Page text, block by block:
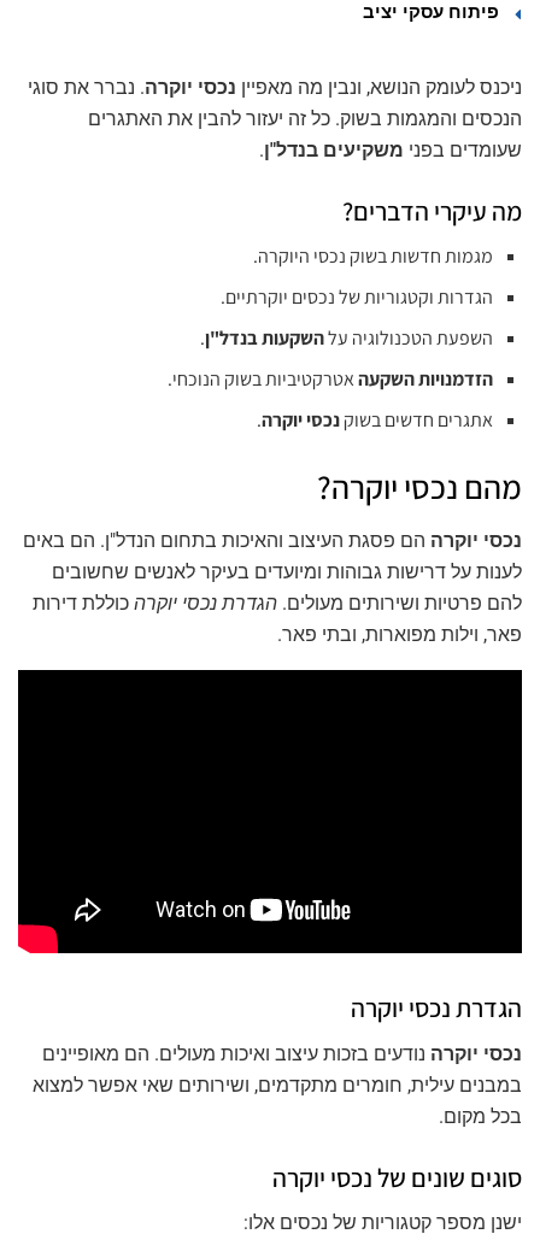
פיתוח עסקי יציב
ניכנס לעומק הנושא, ונבין מה מאפיין נכסי יוקרה. נברר את סוגי
הנכסים והמגמות בשוק. כל זה יעזור להבין את האתגרים
שעומדים בפני משקיעים בנדל"ן.
מה עיקרי הדברים?
מגמות חדשות בשוק נכסי היוקרה.
הגדרות וקטגוריות של נכסים יוקרתיים.
השפעת הטכנולוגיה עלהשקעות בנדל"ן.
הזדמנויות השקעהאטרקטיביות בשוק הנוכחי.
אתגרים חדשים בשוקנכסי יוקרה.
מהם נכסי יוקרה?
נכסי יוקרה הם פסגת העיצוב והאיכות בתחום הנדל"ן. הם באים
לענות על דרישות גבוהות ומיועדים בעיקר לאנשים שחשובים
להם פרטיות ושירותים מעולים. הגדרת נכסי יוקרה כוללת דירות
פאר, וילות מפוארות, ובתי פאר.
הגדרת נכסי יוקרה
נכסי יוקרה נודעים בזכות עיצוב ואיכות מעולים. הם מאופיינים
במבנים עילית, חומרים מתקדמים, ושירותים שאי אפשר למצוא
בכל מקום.
סוגים שונים של נכסי יוקרה
ישנן מספר קטגוריות של נכסים אלו: